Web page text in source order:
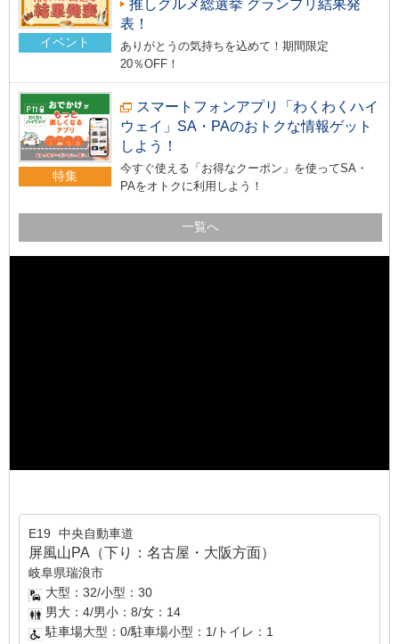
イベント
表！
ありがとうの気持ちを込めて！期間限定
20％OFF！
特集
スマートフォンアプリ「わくわくハイ
ウェイ」SA・PAのおトクな情報ゲット
しよう！
今すぐ使える「お得なクーポン」を使ってSA・
PAをオトクに利用しよう！
一覧へ
E19 中央自動車道
屏風山PA（下り：名古屋・大阪方面）
岐阜県瑞浪市
大型：32/小型：30
男大：4/男小：8/女：14
駐車場大型：0/駐車場小型：1/トイレ：1